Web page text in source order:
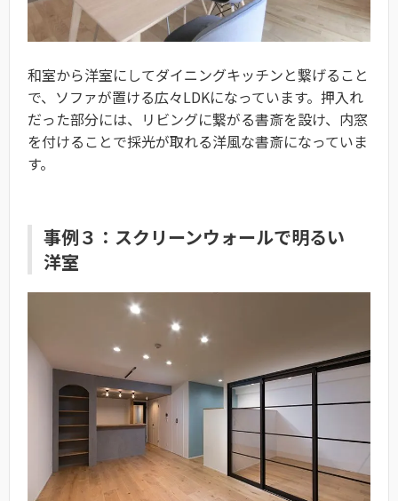
和室から洋室にしてダイニングキッチンと繋げること
で、ソファが置ける広々LDKになっています。押入れ
だった部分には、リビングに繋がる書斎を設け、内窓
を付けることで採光が取れる洋風な書斎になっていま
す。
事例３：スクリーンウォールで明るい
洋室